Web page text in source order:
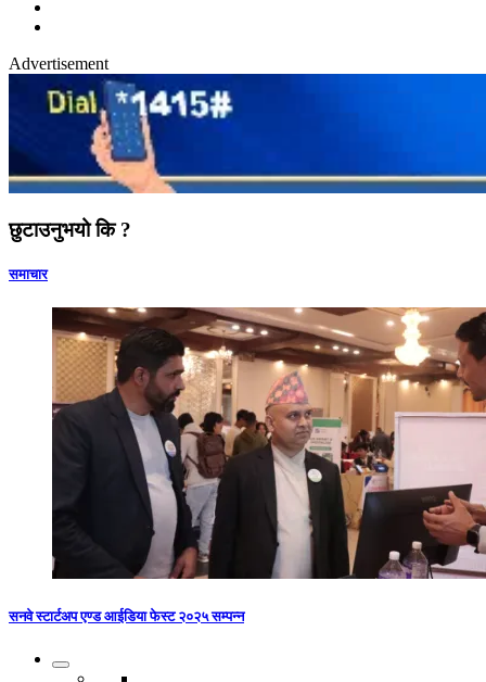
Advertisement
छुटाउनुभयो कि ?
समाचार
सनवे स्टार्टअप एण्ड आईडिया फेस्ट २०२५ सम्पन्न